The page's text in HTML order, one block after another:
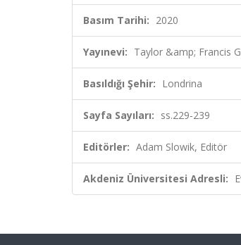
Basım Tarihi: 2020
Yayınevi: Taylor &amp; Francis
Basıldığı Şehir: Londrina
Sayfa Sayıları: ss.229-239
Editörler: Adam Slowik, Editör
Akdeniz Üniversitesi Adresli: